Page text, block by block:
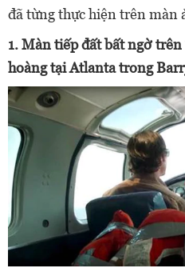
đã từng thực hiện trên màn
1. Màn tiếp đất bất ngờ
hoàng tại Atlanta trong